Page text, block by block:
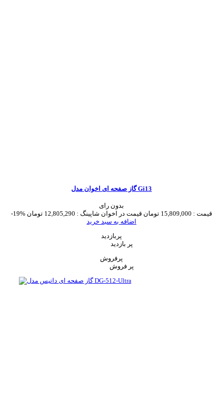
گاز صفحه ای اخوان مدل Gi13
بدون رای
-19%
قیمت : 15,809,000 تومان قیمت در اخوان شاپینگ : 12,805,290 تومان
اضافه به سبد خرید
پربازدید
پر بازدید
پرفروش